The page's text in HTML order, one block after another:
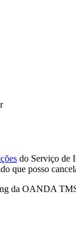
do Serviço de
que posso
da OANDA